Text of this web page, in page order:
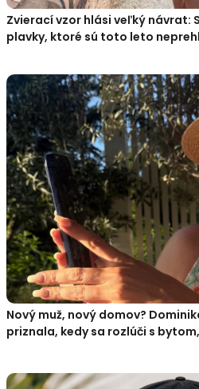
Zvierací vzor hlási veľký návrat:
plavky, ktoré sú toto leto
Nový muž, nový domov?
priznala, kedy sa rozlúči s